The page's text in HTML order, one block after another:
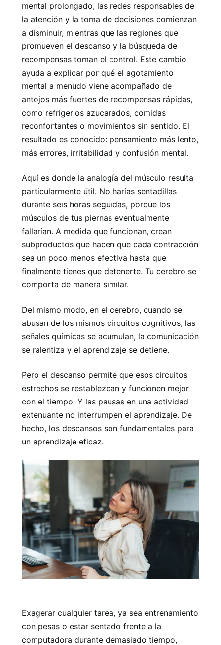
mental prolongado, las redes responsables de
la atención y la toma de decisiones comienzan
a disminuir, mientras que las regiones que
promueven el descanso y la búsqueda de
recompensas toman el control. Este cambio
ayuda a explicar por qué el agotamiento
mental a menudo viene acompañado de
antojos más fuertes de recompensas rápidas,
como refrigerios azucarados, comidas
reconfortantes o movimientos sin sentido. El
resultado es conocido: pensamiento más lento,
más errores, irritabilidad y confusión mental.
Aquí es donde la analogía del músculo resulta
particularmente útil. No harías sentadillas
durante seis horas seguidas, porque los
músculos de tus piernas eventualmente
fallarían. A medida que funcionan, crean
subproductos que hacen que cada contracción
sea un poco menos efectiva hasta que
finalmente tienes que detenerte. Tu cerebro se
comporta de manera similar.
Del mismo modo, en el cerebro, cuando se
abusan de los mismos circuitos cognitivos, las
señales químicas se acumulan, la comunicación
se ralentiza y el aprendizaje se detiene.
Pero el descanso permite que esos circuitos
estrechos se restablezcan y funcionen mejor
con el tiempo. Y las pausas en una actividad
extenuante no interrumpen el aprendizaje. De
hecho, los descansos son fundamentales para
un aprendizaje eficaz.
Exagerar cualquier tarea, ya sea entrenamiento
con pesas o estar sentado frente a la
computadora durante demasiado tiempo,